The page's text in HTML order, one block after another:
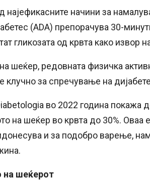
начини за
(ADA) препорачува 30-
гликозата од крвта како извор
шеќер, редовната физичка
клучно за спречување на
во 2022 година
на шеќер во крвта до 30%. Оваа
и за подобро варење,
на шеќерот